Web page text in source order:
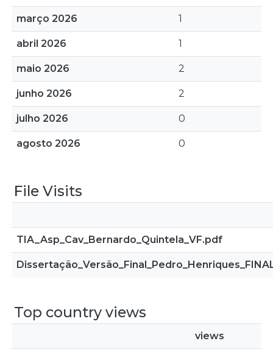
março 2026 1
abril 2026 1
maio 2026 2
junho 2026 2
julho 2026 0
agosto 2026 0
File Visits
TIA_Asp_Cav_Bernardo_Quintela_VF.pdf
Top country views
views